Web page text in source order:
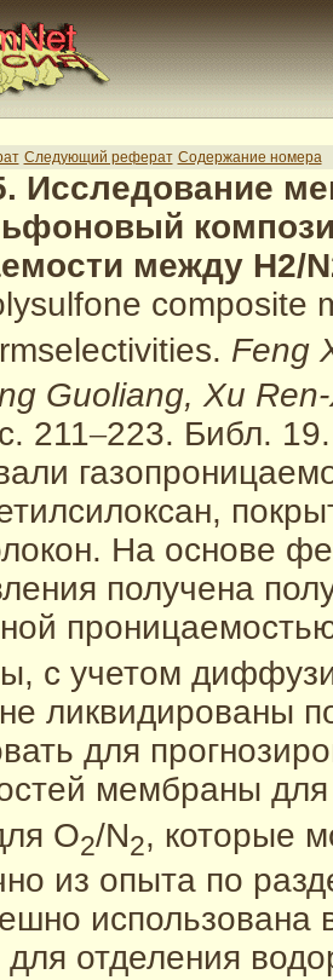
Следующий реферат Содержание номера
Исследование
между H2/
composite
Feng
Guoliang, Xu
211–223. Библ.
На основе
получена
с учетом
ликвидированы
для
мембраны для
O2/N2, которые
из опыта по
использована
отделения